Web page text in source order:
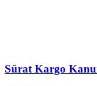
Sürat Kargo